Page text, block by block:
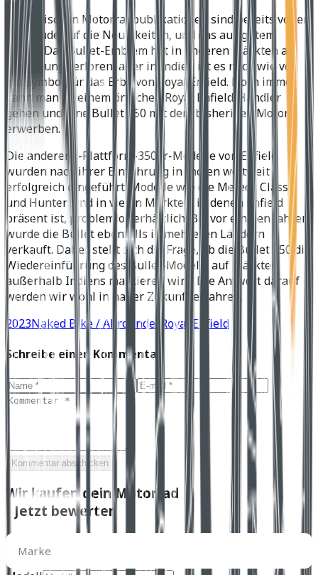
Die indischen Motorradpublikationen sind bereits voller
Vorfreude auf die Neuigkeiten, und das aus gutem
Grund. Das Bullet-Emblem hat in anderen Märkten an
Bedeutung verloren, aber in Indien ist es nach wie vor
ein Symbol für das Erbe von Royal Enfield. Noch immer
kann man zu einem örtlichen Royal Enfield-Händler
gehen und eine Bullet 350 mit dem bisherigen Motor
erwerben.
Die anderen J-Plattform-350er-Modelle von Enfield
wurden nach ihrer Einführung in Indien weltweit
erfolgreich eingeführt. Modelle wie die Meteor, Classic
und Hunter sind in vielen Märkten, in denen Enfield
präsent ist, problemlos erhältlich. Bis vor einigen Jahren
wurde die Bullet ebenfalls in mehreren Ländern
verkauft. Daher stellt sich die Frage, ob die Bullet 350 die
Wiedereinführung des Bullet-Modells auf Märkten
außerhalb Indiens markieren wird. Die Antwort darauf
werden wir wohl in naher Zukunft erfahren.
2023Naked Bike / AllrounderRoyal Enfield
Schreibe einen Kommentar
Kommentar abschicken
Wir kaufen dein Motorrad
- Jetzt bewerten
Marke
Marke